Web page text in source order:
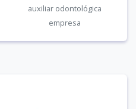
auxiliar odontológica
empresa